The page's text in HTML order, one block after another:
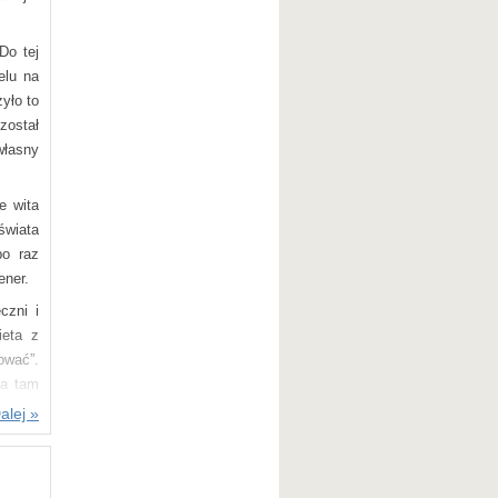
tym
tutaj
do
w
w
się
tej
na
to
wita
raz
i
z
tam
»